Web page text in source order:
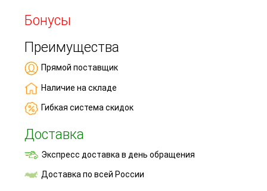
Бонусы
Преимущества
Прямой поставщик
Наличие на складе
Гибкая система скидок
Доставка
Экспресс доставка в день обращения
Доставка по всей России